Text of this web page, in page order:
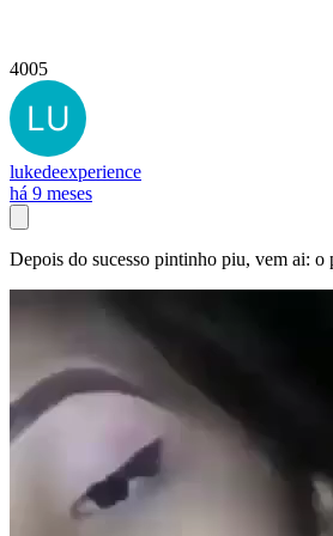
4005
lukedeexperience
há 9 meses
Depois do sucesso pintinho piu, vem ai: